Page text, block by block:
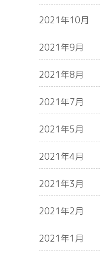
2021年10月
2021年9月
2021年8月
2021年7月
2021年5月
2021年4月
2021年3月
2021年2月
2021年1月